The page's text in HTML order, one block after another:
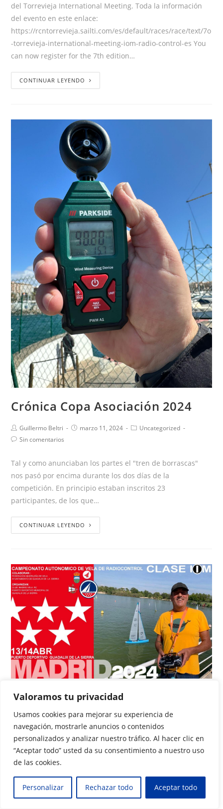
Valoramos tu privacidad
Usamos cookies para mejorar su experiencia de
navegación, mostrarle anuncios o contenidos
personalizados y analizar nuestro tráfico. Al hacer clic en
“Aceptar todo” usted da su consentimiento a nuestro uso
de las cookies.
Personalizar Rechazar todo Aceptar todo
del Torrevieja International Meeting. Toda la información
del evento en este enlace:
https://rcntorrevieja.sailti.com/es/default/races/race/text/7o
-torrevieja-international-meeting-iom-radio-control-es You
can now register for the 7th edition…
CONTINUAR LEYENDO
Crónica Copa Asociación 2024
Guillermo Beltri marzo 11, 2024
Uncategorized
Sin comentarios
Tal y como anunciaban los partes el "tren de borrascas"
nos pasó por encima durante los dos días de la
competición. En principio estaban inscritos 23
participantes, de los que…
CONTINUAR LEYENDO
Campeonato Autonómico
MADRID 2024
Guillermo Beltri
febrero 21, 2024
Anuncios de Regata
Próximamente Regatas /
Territoriales
Sin comentarios
Autómico de la Federación Madrileña de Vela para la Clase